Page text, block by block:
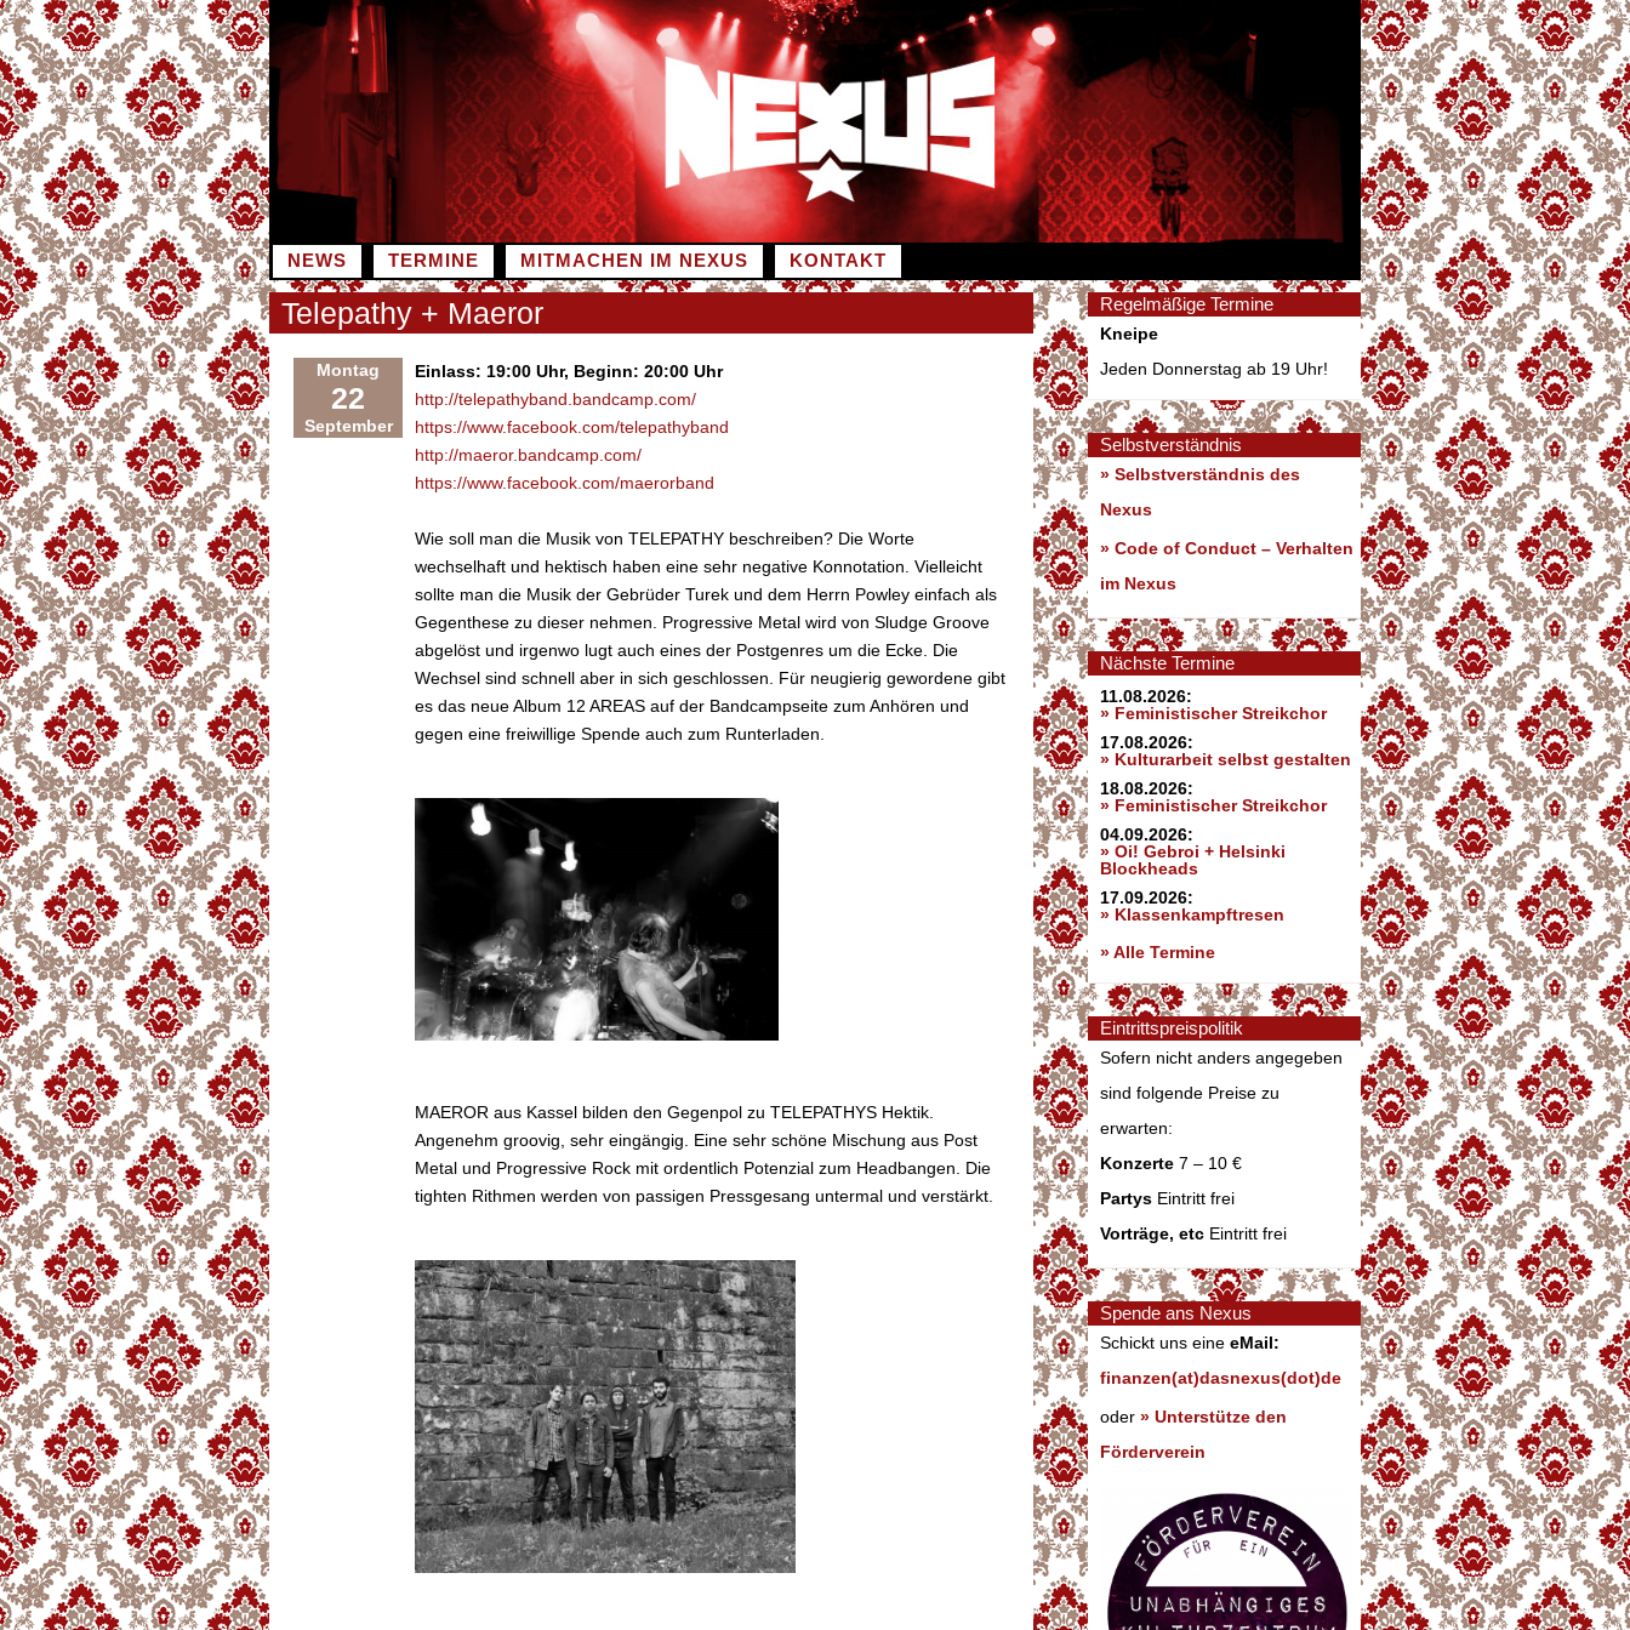
Zum
Inhalt
springen
NEWS TERMINE MITMACHEN IM NEXUS KONTAKT
Telepathy + Maeror
Montag
22
September
Einlass: 19:00 Uhr, Beginn: 20:00 Uhr
http://telepathyband.bandcamp.com/
https://www.facebook.com/telepathyband
http://maeror.bandcamp.com/
https://www.facebook.com/maerorband
Wie soll man die Musik von TELEPATHY beschreiben? Die Worte
wechselhaft und hektisch haben eine sehr negative Konnotation. Vielleicht
sollte man die Musik der Gebrüder Turek und dem Herrn Powley einfach als
Gegenthese zu dieser nehmen. Progressive Metal wird von Sludge Groove
abgelöst und irgenwo lugt auch eines der Postgenres um die Ecke. Die
Wechsel sind schnell aber in sich geschlossen. Für neugierig gewordene gibt
es das neue Album 12 AREAS auf der Bandcampseite zum Anhören und
gegen eine freiwillige Spende auch zum Runterladen.
MAEROR aus Kassel bilden den Gegenpol zu TELEPATHYS Hektik.
Angenehm groovig, sehr eingängig. Eine sehr schöne Mischung aus Post
Metal und Progressive Rock mit ordentlich Potenzial zum Headbangen. Die
tighten Rithmen werden von passigen Pressgesang untermal und verstärkt.
Regelmäßige Termine
Kneipe
Jeden Donnerstag ab 19 Uhr!
Selbstverständnis
» Selbstverständnis des
Nexus
» Code of Conduct – Verhalten
im Nexus
Nächste Termine
11.08.2026:
» Feministischer Streikchor
17.08.2026:
» Kulturarbeit selbst gestalten
18.08.2026:
» Feministischer Streikchor
04.09.2026:
» Oi! Gebroi + Helsinki
Blockheads
17.09.2026:
» Klassenkampftresen
» Alle Termine
Eintrittspreispolitik
Sofern nicht anders angegeben
sind folgende Preise zu
erwarten:
Konzerte 7 – 10 €
Partys Eintritt frei
Vorträge, etc Eintritt frei
Spende ans Nexus
Schickt uns eine eMail:
finanzen(at)dasnexus(dot)de
oder » Unterstütze den
Förderverein